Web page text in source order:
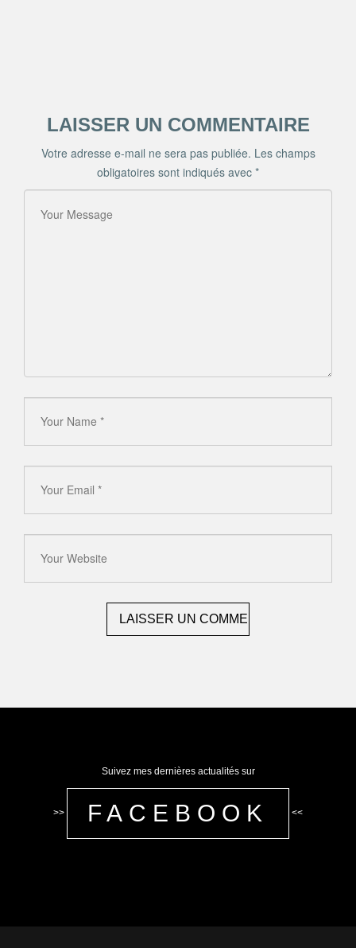
LAISSER UN COMMENTAIRE
Votre adresse e-mail ne sera pas publiée. Les champs
obligatoires sont indiqués avec *
Suivez mes dernières actualités sur
>> FACEBOOK <<